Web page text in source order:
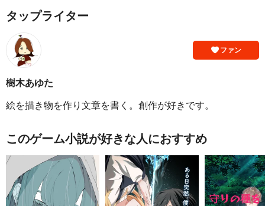
タップライター
ファン
樹木あゆた
絵を描き物を作り文章を書く。創作が好きです。
このゲーム小説が好きな人におすすめ